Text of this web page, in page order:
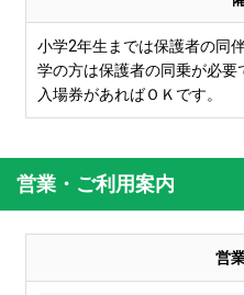
小学2年生までは保護者の同
学の方は保護者の同乗が必要
入場券があればＯＫです。
営業・ご利用案内
営